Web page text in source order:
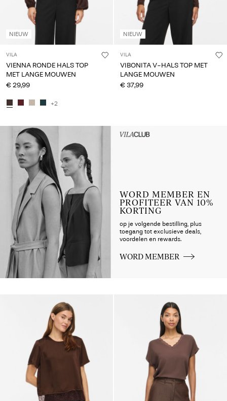
NIEUW
VILA
VIENNA RONDE HALS TOP
MET LANGE MOUWEN
€ 29,99
+2
NIEUW
VILA
VIBONITA V-HALS TOP MET
LANGE MOUWEN
€ 37,99
Intet indhold
WORD MEMBER EN
PROFITEER VAN 10%
KORTING
op je volgende bestilling, plus
toegang tot exclusieve deals,
voordelen en rewards.
WORD MEMBER